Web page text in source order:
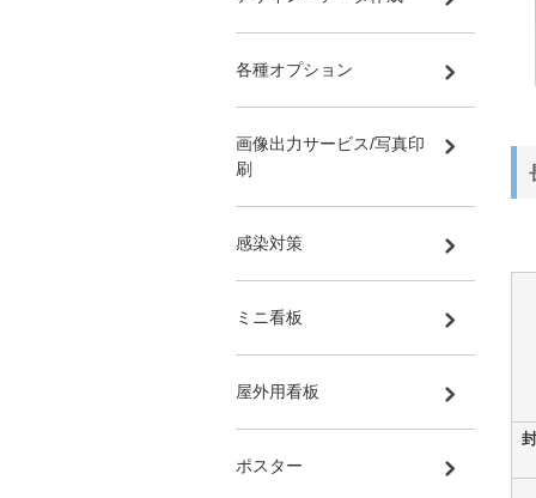
各種オプション
画像出力サービス/写真印
刷
感染対策
ミニ看板
屋外用看板
ポスター